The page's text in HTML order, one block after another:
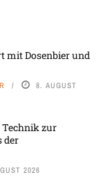
mit Dosenbier und
8. AUGUST
Technik zur
der
2026